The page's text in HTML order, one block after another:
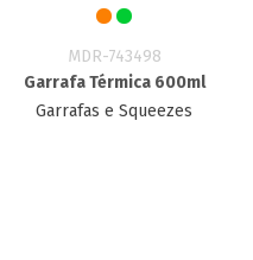
MDR-743498
Garrafa Térmica 600ml
Garrafas e Squeezes